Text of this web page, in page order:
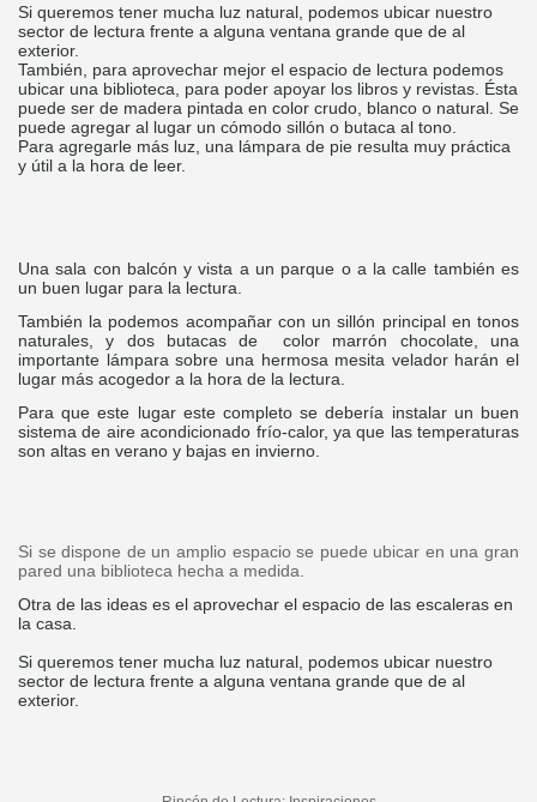
Si queremos tener mucha luz natural, podemos ubicar nuestro
sector de lectura frente a alguna ventana grande que de al
exterior.
También, para aprovechar mejor el espacio de lectura podemos
ubicar una biblioteca, para poder apoyar los libros y revistas. Ésta
puede ser de madera pintada en color crudo, blanco o natural. Se
puede agregar al lugar un cómodo sillón o butaca al tono.
Para agregarle más luz, una lámpara de pie resulta muy práctica
y útil a la hora de leer.
Una sala con balcón y vista a un parque o a la calle también es
un buen lugar para la lectura.
También la podemos acompañar con un sillón principal en tonos
naturales, y dos butacas de color marrón chocolate, una
importante lámpara sobre una hermosa mesita velador harán el
lugar más acogedor a la hora de la lectura.
Para que este lugar este completo se debería instalar un buen
sistema de aire acondicionado frío-calor, ya que las temperaturas
son altas en verano y bajas en invierno.
Si se dispone de un amplio espacio se puede ubicar en una gran
pared una biblioteca hecha a medida.
Otra de las ideas es el aprovechar el espacio de las escaleras en
la casa.
Si queremos tener mucha luz natural, podemos ubicar nuestro
sector de lectura frente a alguna ventana grande que de al
exterior.